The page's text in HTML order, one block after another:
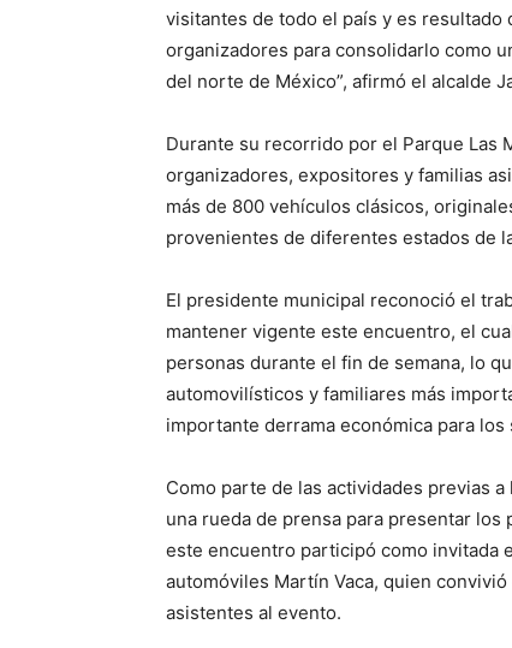
visitantes de todo el país y es
organizadores para consolidarlo como
del norte de México”, afirmó el alcalde
Durante su recorrido por el Parque Las
organizadores, expositores y familias
más de 800 vehículos clásicos,
provenientes de diferentes estados de
El presidente municipal reconoció el
mantener vigente este encuentro, el
personas durante el fin de semana, lo
automovilísticos y familiares más
importante derrama económica para
Como parte de las actividades previas
una rueda de prensa para presentar los
este encuentro participó como invitada
automóviles Martín Vaca, quien
asistentes al evento.